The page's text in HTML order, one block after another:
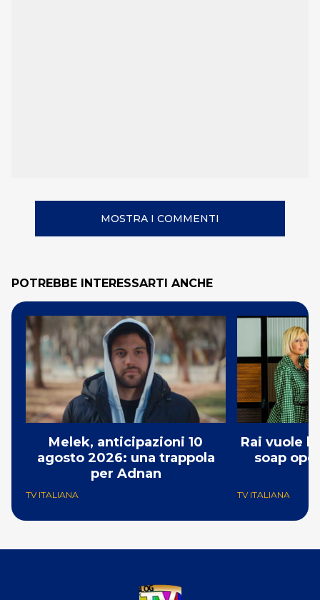
MOSTRA I COMMENTI
POTREBBE INTERESSARTI ANCHE
Melek, anticipazioni 10
agosto 2026: una trappola
per Adnan
TV ITALIANA
Rai vuole
soap
TV ITALIANA